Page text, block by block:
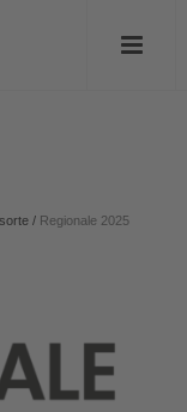
/ Regionale 2025